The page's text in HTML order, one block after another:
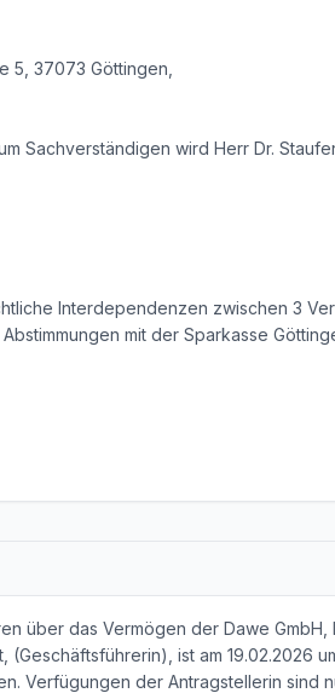
5, 37073 Göttingen,
Sachverständigen wird Herr Dr.
Interdependenzen zwischen 3
mit der Sparkasse
über das Vermögen der Dawe
(Geschäftsführerin), ist am 19.02.2026
Verfügungen der Antragstellerin sind